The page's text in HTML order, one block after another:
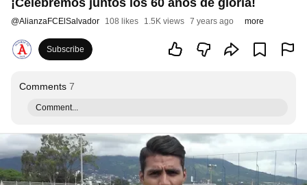
¡Celebremos juntos los 60 años de gloria!
@AlianzaFCElSalvador 108 likes 1.5K views 7 years ago more
Subscribe
Comments 7
Comment...